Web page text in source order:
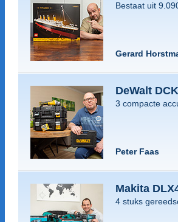
Bestaat uit
Gerard
DeWalt
3 compacte
Peter Faas
Makita
4 stuks